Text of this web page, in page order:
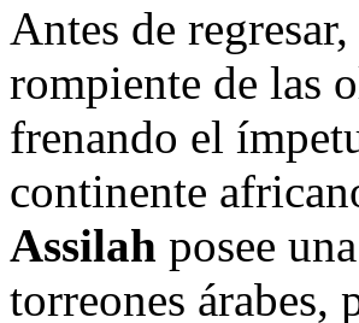
Antes de
rompiente de las
frenando el
continente
Assilah posee
torreones árabes,